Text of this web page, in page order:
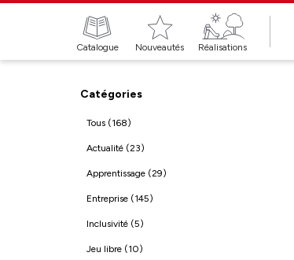
Catalogue Nouveautés Réalisations
Catégories
Tous (168)
Actualité (23)
Apprentissage (29)
Entreprise (145)
Inclusivité (5)
Jeu libre (10)